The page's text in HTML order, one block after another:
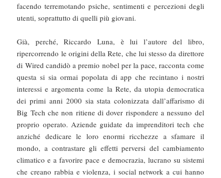
facendo terremotando psiche, sentimenti e percezioni degli
utenti, soprattutto di quelli più giovani.
Già, perché, Riccardo Luna, è lui l’autore del libro,
ripercorrendo le origini della Rete, che lui stesso da direttore
di Wired candidò a premio nobel per la pace, racconta come
questa si sia ormai popolata di app che recintano i nostri
interessi e argomenta come la Rete, da utopia democratica
dei primi anni 2000 sia stata colonizzata dall’affarismo di
Big Tech che non ritiene di dover rispondere a nessuno del
proprio operato. Aziende guidate da imprenditori tech che
anziché dedicare le loro enormi ricchezze a sfamare il
mondo, a contrastare gli effetti perversi del cambiamento
climatico e a favorire pace e democrazia, lucrano su sistemi
che creano rabbia e violenza, i social network a cui hanno